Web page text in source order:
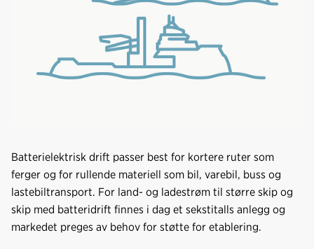
Batterielektrisk drift passer best for kortere ruter som
ferger og for rullende materiell som bil, varebil, buss og
lastebiltransport. For land- og ladestrøm til større skip og
skip med batteridrift finnes i dag et sekstitalls anlegg og
markedet preges av behov for støtte for etablering.